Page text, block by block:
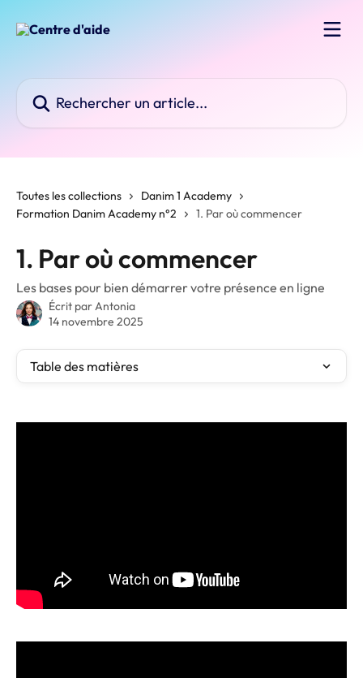
Toutes les collections
Danim 1 Academy
Formation Danim Academy n°2
1. Par où commencer
1. Par où commencer
Les bases pour bien démarrer votre présence en ligne
Écrit parAntonia
14 novembre 2025
Table des matières